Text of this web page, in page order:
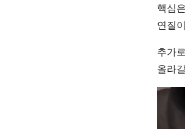
핵심
연질
추가
올라